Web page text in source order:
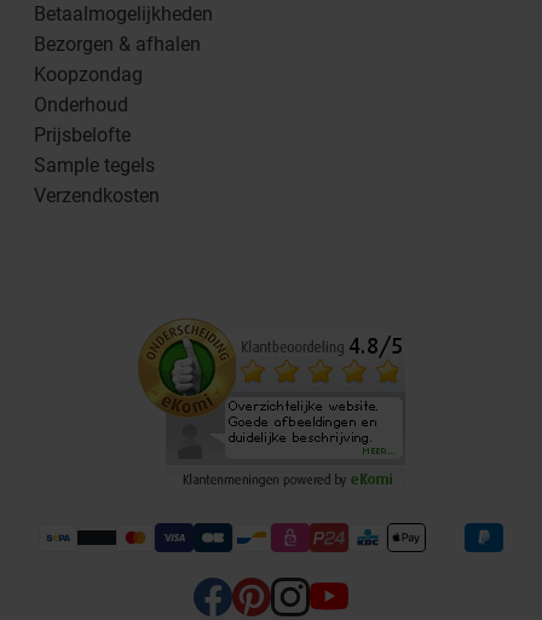
Betaalmogelijkheden
Bezorgen & afhalen
Koopzondag
Onderhoud
Prijsbelofte
Sample tegels
Verzendkosten